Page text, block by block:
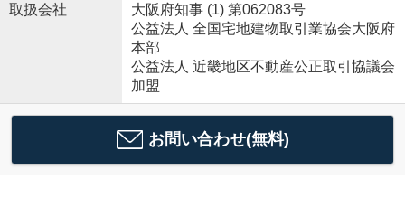
取扱会社
大阪府知事 (1) 第062083号
公益法人 全国宅地建物取引業協会大阪府
本部
公益法人 近畿地区不動産公正取引協議会
加盟
お問い合わせ(無料)